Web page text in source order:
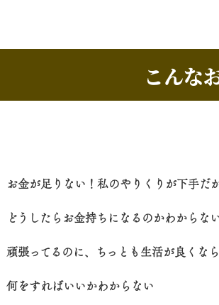
こんな
お金が足りない！私のやりくりが下手
どうしたらお金持ちになるのかわからな
頑張ってるのに、ちっとも生活が良くな
何をすればいいかわからない